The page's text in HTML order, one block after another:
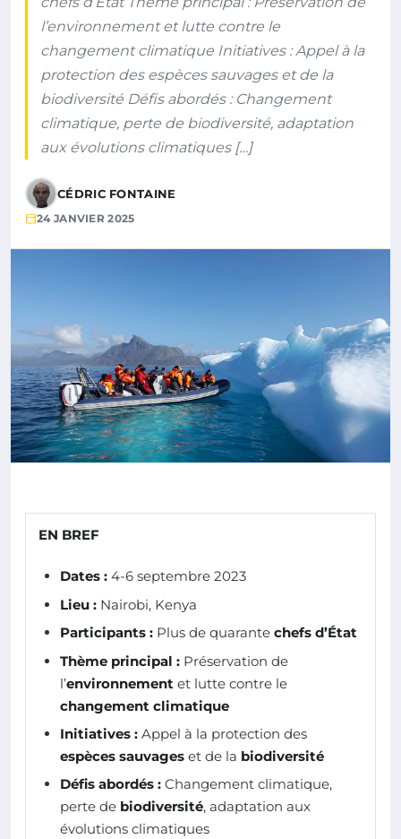
l’environnement et lutte contre le
changement climatique Initiatives : Appel à la
protection des espèces sauvages et de la
biodiversité Défis abordés : Changement
climatique, perte de biodiversité, adaptation
aux évolutions climatiques […]
CÉDRIC FONTAINE
24 JANVIER 2025
EN BREF
Dates : 4-6 septembre 2023
Lieu : Nairobi, Kenya
Participants : Plus de quarante chefs d’État
Thème principal : Préservation de
l’environnement et lutte contre le
changement climatique
Initiatives : Appel à la protection des
espèces sauvages et de la biodiversité
Défis abordés : Changement climatique,
perte de biodiversité, adaptation aux
évolutions climatiques